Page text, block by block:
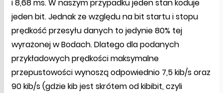
i 8,68 ms. W naszym przypadku jeden stan koduje
jeden bit. Jednak ze względu na bit startu i stopu
prędkość przesyłu danych to jedynie 80% tej
wyrażonej w Bodach. Dlatego dla podanych
przykładowych prędkości maksymalne
przepustowości wynoszą odpowiednio 7,5 kib/s oraz
90 kib/s (gdzie kib jest skrótem od kibibit, czyli